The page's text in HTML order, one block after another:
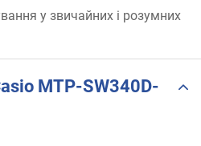
у звичайних і розумних
MTP-SW340D-